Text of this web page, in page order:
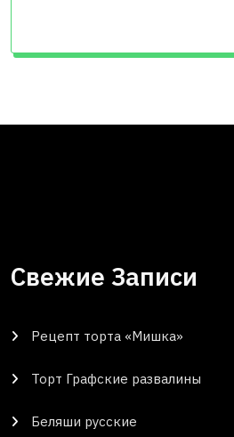
Свежие Записи
Рецепт торта «Мишка»
Торт Графские развалины
Беляши русские